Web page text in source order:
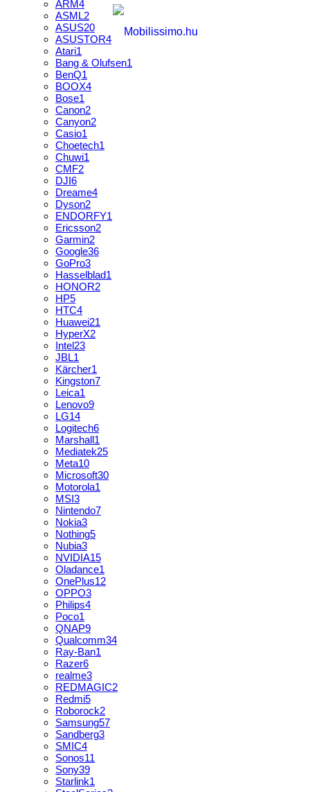
ARM4
ASML2
ASUS20
ASUSTOR4
Atari1
Bang & Olufsen1
BenQ1
BOOX4
Bose1
Canon2
Canyon2
Casio1
Choetech1
Chuwi1
CMF2
DJI6
Dreame4
Dyson2
ENDORFY1
Ericsson2
Garmin2
Google36
GoPro3
Hasselblad1
HONOR2
HP5
HTC4
Huawei21
HyperX2
Intel23
JBL1
Kärcher1
Kingston7
Leica1
Lenovo9
LG14
Logitech6
Marshall1
Mediatek25
Meta10
Microsoft30
Motorola1
MSI3
Nintendo7
Nokia3
Nothing5
Nubia3
NVIDIA15
Oladance1
OnePlus12
OPPO3
Philips4
Poco1
QNAP9
Qualcomm34
Ray-Ban1
Razer6
realme3
REDMAGIC2
Redmi5
Roborock2
Samsung57
Sandberg3
SMIC4
Sonos11
Sony39
Starlink1